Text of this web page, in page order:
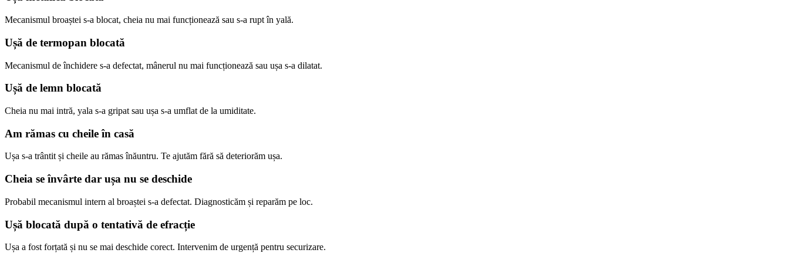
Mecanismul broaștei s-a blocat, cheia nu mai funcționează sau s-a rupt în yală.
Ușă de termopan blocată
Mecanismul de închidere s-a defectat, mânerul nu mai funcționează sau ușa s-a dilatat.
Ușă de lemn blocată
Cheia nu mai intră, yala s-a gripat sau ușa s-a umflat de la umiditate.
Am rămas cu cheile în casă
Ușa s-a trântit și cheile au rămas înăuntru. Te ajutăm fără să deteriorăm ușa.
Cheia se învârte dar ușa nu se deschide
Probabil mecanismul intern al broaștei s-a defectat. Diagnosticăm și reparăm pe loc.
Ușă blocată după o tentativă de efracție
Ușa a fost forțată și nu se mai deschide corect. Intervenim de urgență pentru securizare.